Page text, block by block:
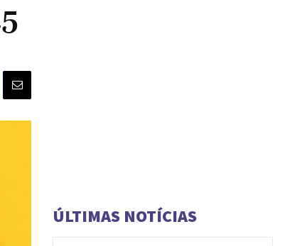
ÚLTIMAS NOTÍCIAS